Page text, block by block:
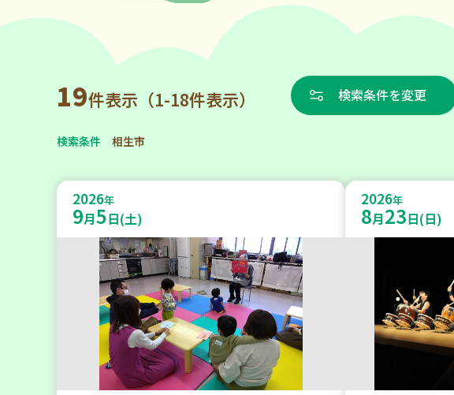
19件表示（1-18件表示） 検索条件を変更
検索条件 相生市
2026年
9月5日(土)
2026年
8月23日(日)